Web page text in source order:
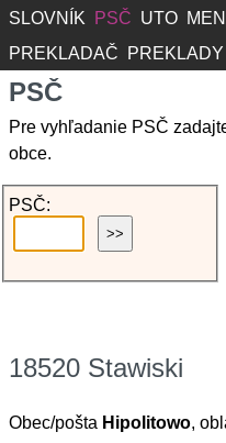
SLOVNÍK PSČ UTO
PREKLADAČ
PREKLADY
PSČ
Pre vyhľadanie PSČ
obce.
PSČ:
18520 Stawiski
Obec/pošta Hipolitowo,